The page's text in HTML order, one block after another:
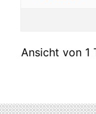
Ansicht von 1